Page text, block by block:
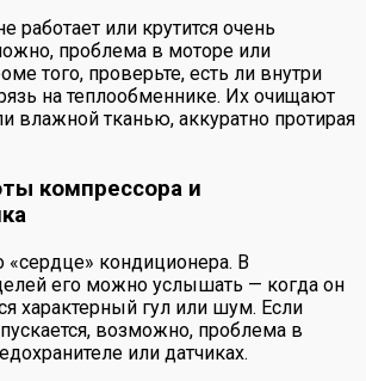
работает или крутится очень
проблема в моторе или
того, проверьте, есть ли внутри
на теплообменнике. Их очищают
влажной тканью, аккуратно протирая
компрессора и
«сердце» кондиционера. В
его можно услышать — когда он
характерный гул или шум. Если
возможно, проблема в
или датчиках.